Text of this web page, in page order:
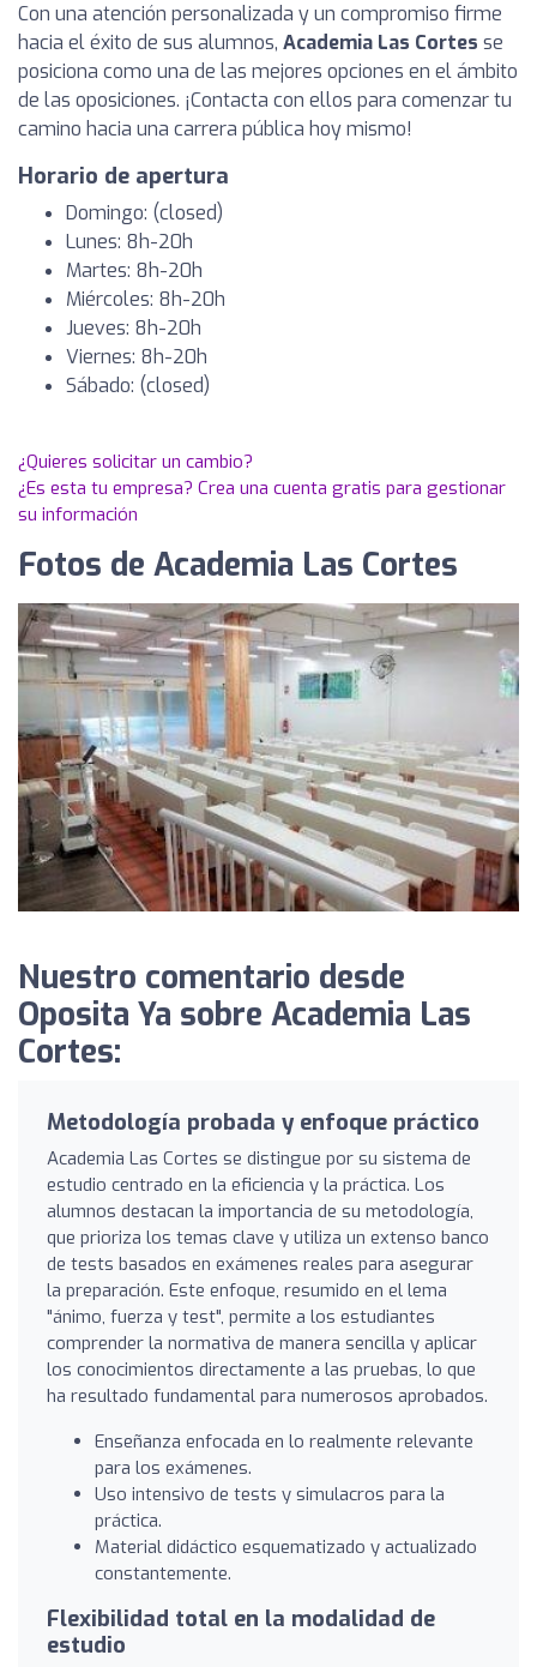
Con una atención personalizada y un compromiso firme
hacia el éxito de sus alumnos, Academia Las Cortes se
posiciona como una de las mejores opciones en el ámbito
de las oposiciones. ¡Contacta con ellos para comenzar tu
camino hacia una carrera pública hoy mismo!
Horario de apertura
Domingo: (closed)
Lunes: 8h-20h
Martes: 8h-20h
Miércoles: 8h-20h
Jueves: 8h-20h
Viernes: 8h-20h
Sábado: (closed)
¿Quieres solicitar un cambio?
¿Es esta tu empresa? Crea una cuenta gratis para gestionar
su información
Fotos de Academia Las Cortes
Nuestro comentario desde
Oposita Ya sobre Academia Las
Cortes:
Metodología probada y enfoque práctico
Academia Las Cortes se distingue por su sistema de
estudio centrado en la eficiencia y la práctica. Los
alumnos destacan la importancia de su metodología,
que prioriza los temas clave y utiliza un extenso banco
de tests basados en exámenes reales para asegurar
la preparación. Este enfoque, resumido en el lema
"ánimo, fuerza y test", permite a los estudiantes
comprender la normativa de manera sencilla y aplicar
los conocimientos directamente a las pruebas, lo que
ha resultado fundamental para numerosos aprobados.
Enseñanza enfocada en lo realmente relevante
para los exámenes.
Uso intensivo de tests y simulacros para la
práctica.
Material didáctico esquematizado y actualizado
constantemente.
Flexibilidad total en la modalidad de
estudio